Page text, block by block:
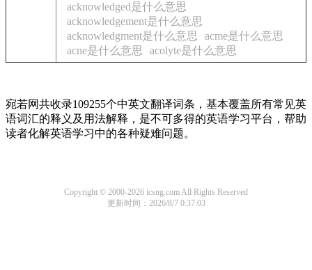
acknowledged是什么意思
acknowledgement是什么意思
acknowledgment是什么意思
acme是什么意思
acne是什么意思
acolyte是什么意思
宛若网共收录109255个中英文翻译词条，基本覆盖所有常见英
语词汇的释义及用法解释，是不可多得的英语学习平台，帮助
读者化解英语学习中的各种疑难问题。
Copyright © 2000-2026 icsng.com All Rights Reserved
更新时间：2026/8/7 0:37:03